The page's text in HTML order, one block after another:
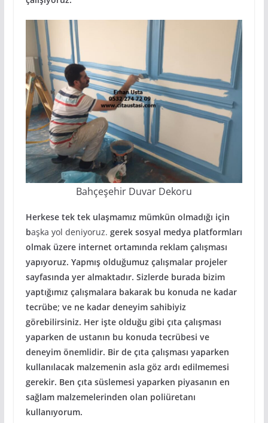
Bahçeşehir Duvar Dekoru
Herkese tek tek ulaşmamız mümkün olmadığı için
başka yol deniyoruz. gerek sosyal medya platformları
olmak üzere internet ortamında reklam çalışması
yapıyoruz. Yapmış olduğumuz çalışmalar projeler
sayfasında yer almaktadır. Sizlerde burada bizim
yaptığımız çalışmalara bakarak bu konuda ne kadar
tecrübe; ve ne kadar deneyim sahibiyiz
görebilirsiniz. Her işte olduğu gibi çıta çalışması
yaparken de ustanın bu konuda tecrübesi ve
deneyim önemlidir. Bir de çıta çalışması yaparken
kullanılacak malzemenin asla göz ardı edilmemesi
gerekir. Ben çıta süslemesi yaparken piyasanın en
sağlam malzemelerinden olan poliüretanı
kullanıyorum.